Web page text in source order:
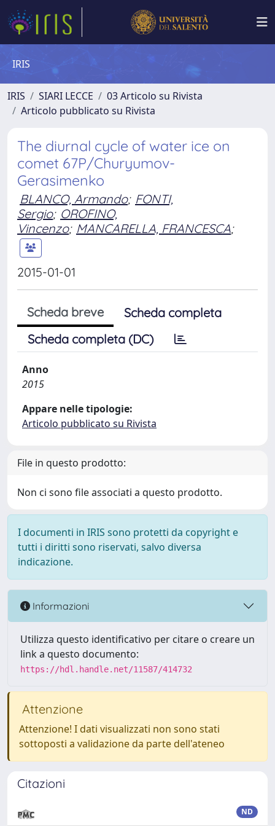
IRIS
IRIS SIARI LECCE
03 Articolo su Rivista
Articolo pubblicato su Rivista
The diurnal cycle of water ice on
comet 67P/Churyumov-
Gerasimenko
BLANCO, Armando; FONTI,
Sergio; OROFINO,
Vincenzo; MANCARELLA, FRANCESCA;
2015-01-01
Scheda breve
Scheda completa
Scheda completa (DC)
Anno
2015
Appare nelle tipologie:
Articolo pubblicato su Rivista
File in questo prodotto:
Non ci sono file associati a questo prodotto.
I documenti in IRIS sono protetti da copyright e
tutti i diritti sono riservati, salvo diversa
indicazione.
Informazioni
Utilizza questo identificativo per citare o creare un
link a questo documento:
https://hdl.handle.net/11587/414732
Attenzione
Attenzione! I dati visualizzati non sono stati
sottoposti a validazione da parte dell'ateneo
Citazioni
ND